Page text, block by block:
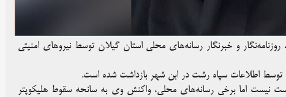
و خبرنگار رسانه‌های محلی استان گیلان توسط نیروهای امنیتی
اطلاعات سپاه رشت در ابن شهر بازداشت شده است.
دست نیست اما برخی رسانه‌های محلی، واکنش وی به سانحه سقوط هلیکوپتر